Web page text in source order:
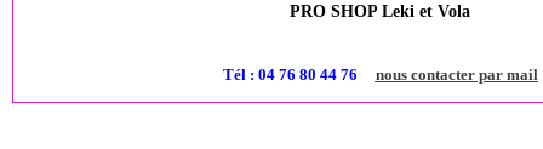
PRO SHOP Leki et Vola
Tél : 04 76 80 44 76 nous contacter par mail